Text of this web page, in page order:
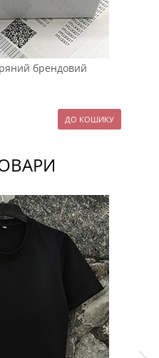
брендовий